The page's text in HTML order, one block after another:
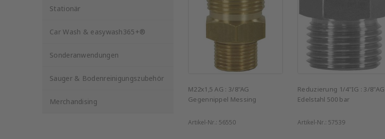
Stationär
Car Wash & easywash365+®
Sonderanwendungen
Sauger & Bodenreinigungszubehör
Merchandising
M22x1,5 AG : 3/8"AG
Gegennippel Messing
Artikel-Nr.: 56550
Reduzierung 1/4"IG : 3/8"AG
Edelstahl 500 bar
Artikel-Nr.: 57539